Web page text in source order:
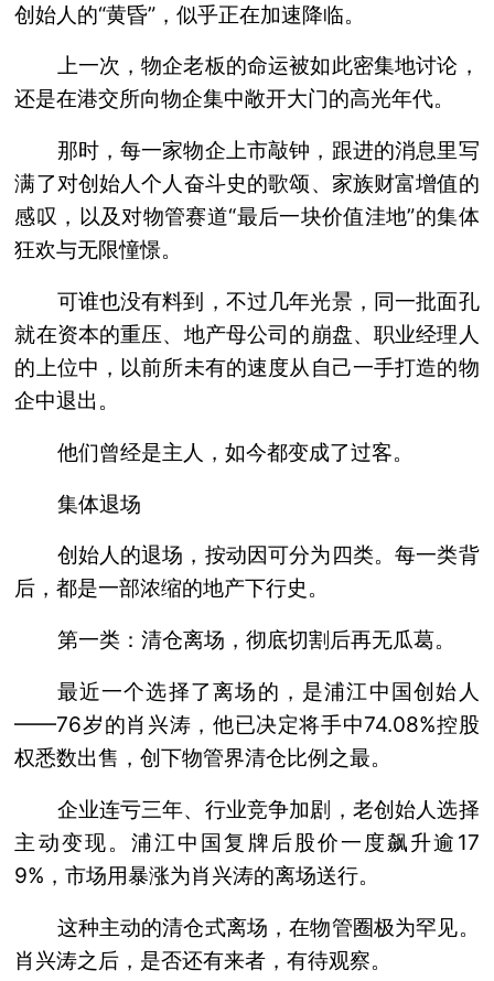
创始人的“黄昏”，似乎正在加速降临。
上一次，物企老板的命运被如此密集地讨论，
还是在港交所向物企集中敞开大门的高光年代。
那时，每一家物企上市敲钟，跟进的消息里写
满了对创始人个人奋斗史的歌颂、家族财富增值的
感叹，以及对物管赛道“最后一块价值洼地”的集体
狂欢与无限憧憬。
可谁也没有料到，不过几年光景，同一批面孔
就在资本的重压、地产母公司的崩盘、职业经理人
的上位中，以前所未有的速度从自己一手打造的物
企中退出。
他们曾经是主人，如今都变成了过客。
集体退场
创始人的退场，按动因可分为四类。每一类背
后，都是一部浓缩的地产下行史。
第一类：清仓离场，彻底切割后再无瓜葛。
最近一个选择了离场的，是浦江中国创始人
——76岁的肖兴涛，他已决定将手中74.08%控股
权悉数出售，创下物管界清仓比例之最。
企业连亏三年、行业竞争加剧，老创始人选择
主动变现。浦江中国复牌后股价一度飙升逾17
9%，市场用暴涨为肖兴涛的离场送行。
这种主动的清仓式离场，在物管圈极为罕见。
肖兴涛之后，是否还有来者，有待观察。